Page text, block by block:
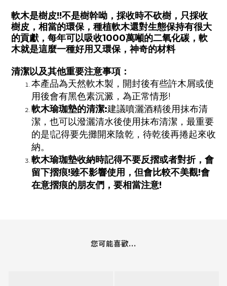
軟木是樹皮!!不是樹幹呦，採收時不砍樹，只採收
樹皮，相當的環保，種植軟木還對生態保持有很大
的貢獻，每年可以吸收1000萬噸的二氧化碳，軟
木就是這麼一種好用又環保，神奇的材料
清潔以及其他重要注意事項：
本產品為天然軟木製，開封後有些許木屑或使
用後會有黑色素沉澱，為正常情形!
軟木瑜珈墊的清潔:建議噴灑酒精後用抹布清
潔，也可以潑灑清水後使用抹布清潔，最重要
的是!記得要先攤開來陰乾，待乾後再捲起來收
納。
軟木瑜珈墊收納時記得不要反摺或者對折，會
留下摺痕!雖不影響使用，但會比較不美觀!會
在意摺痕的朋友們，要相當注意!
您可能喜歡...